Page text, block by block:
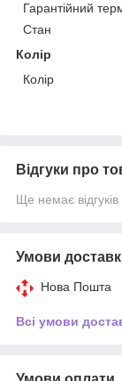
Гарантійний
Стан
Колір
Колір
Відгуки про
Ще немає
Умови
Нова Пошта
Всі умови